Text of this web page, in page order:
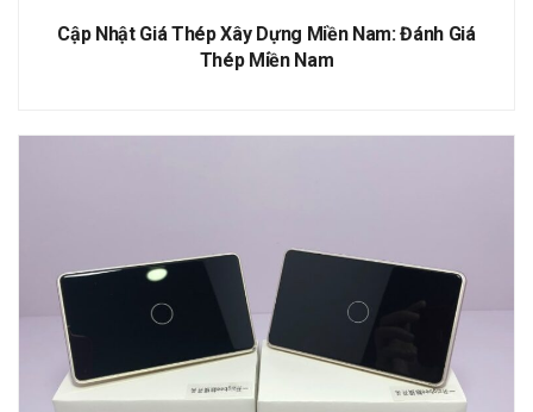
Cập Nhật Giá Thép Xây Dựng Miền Nam: Đánh Giá
Thép Miền Nam